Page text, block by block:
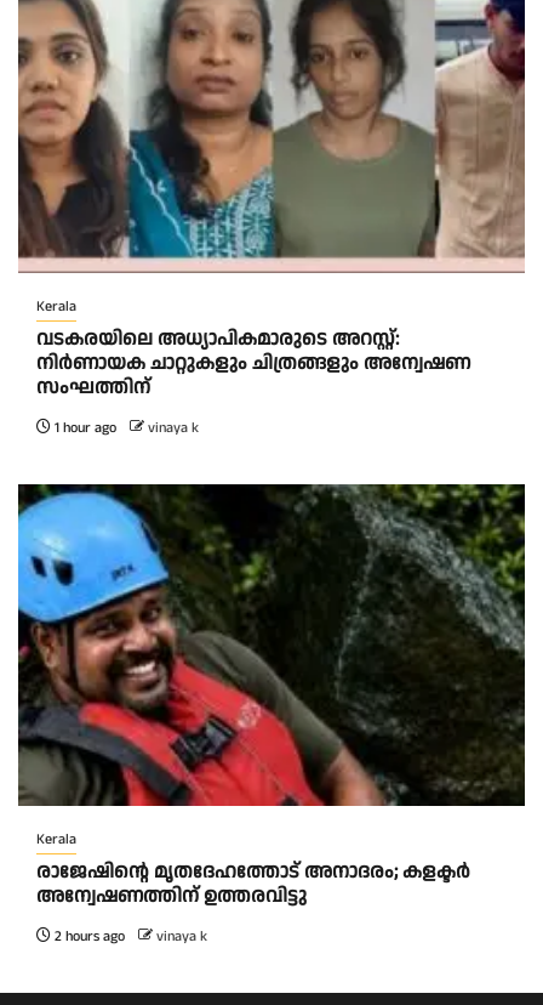
Kerala
വടകരയിലെ അധ്യാപികമാരുടെ അറസ്റ്റ്:
നിർണായക ചാറ്റുകളും ചിത്രങ്ങളും അന്വേഷണ
സംഘത്തിന്
1 hour ago vinaya k
Kerala
രാജേഷിന്റെ മൃതദേഹത്തോട് അനാദരം; കളക്ടർ
അന്വേഷണത്തിന് ഉത്തരവിട്ടു
2 hours ago vinaya k